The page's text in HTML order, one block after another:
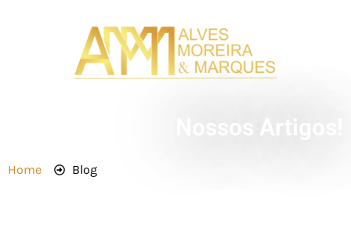
Home Blog